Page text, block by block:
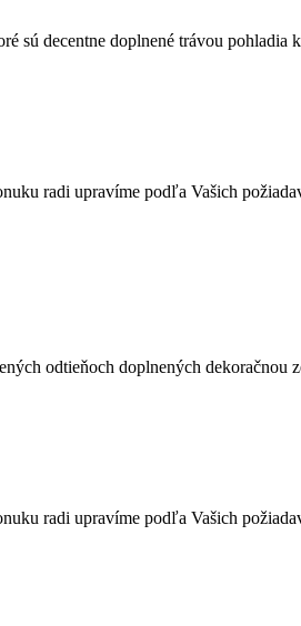
sú decentne doplnené trávou pohladia
radi upravíme podľa Vašich
odtieňoch doplnených dekoračnou
radi upravíme podľa Vašich